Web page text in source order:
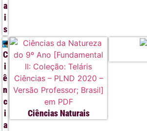
a
i
s
C
i
ê
n
c
i
a
Ciências Naturais